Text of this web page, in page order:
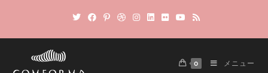
0 メニュー